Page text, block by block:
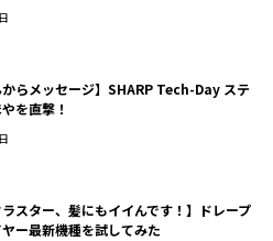
からメッセージ】SHARP Tech-Day ステ
を直撃！
ラスター、髪にもイイんです！】ドレープ
ー最新機種を試してみた